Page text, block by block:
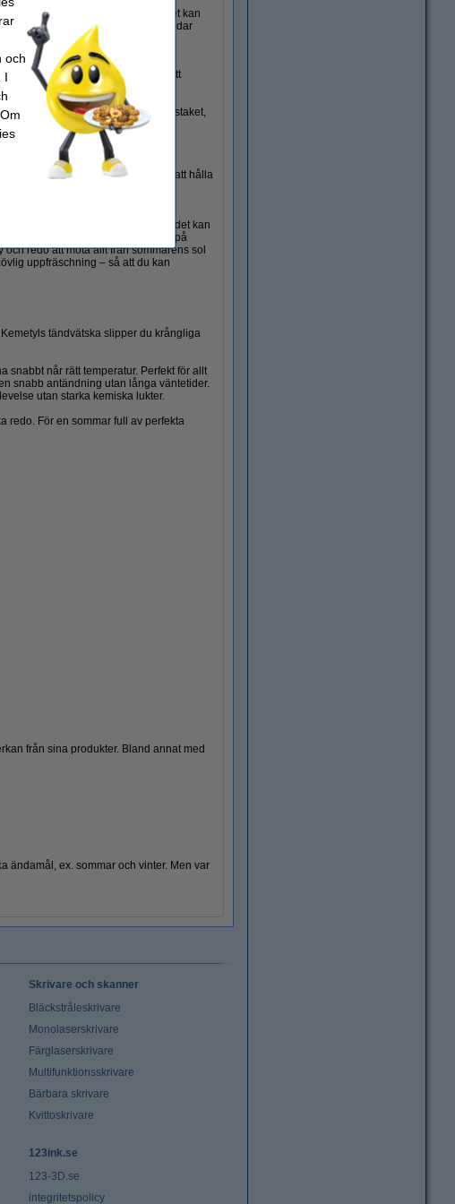
sot och fett på fasaden, vilket kan
livslängden på färgen och skyddar
steg inför ommålning. Genom att
och mer hållbart resultat.
träytor utomhus, såsom staket,
upp.
– Perfekt för löpande rengöring för att hålla
för större ytor. Blandningsförhållandet kan
som tar bort smuts på
redo att möta allt från sommarens sol
uppfräschning – så att du kan
tändvätska slipper du krångliga
snabbt når rätt temperatur. Perfekt för allt
snabb antändning utan långa väntetider.
utan starka kemiska lukter.
redo. För en sommar full av perfekta
från sina produkter. Bland annat med
ändamål, ex. sommar och vinter. Men var
Skrivare och skanner
Bläckstråleskrivare
Monolaserskrivare
Färglaserskrivare
Multifunktionsskrivare
Bärbara skrivare
Kvittoskrivare
123ink.se
123-3D.se
integritetspolicy
och
I